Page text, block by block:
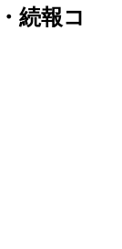
続報コ